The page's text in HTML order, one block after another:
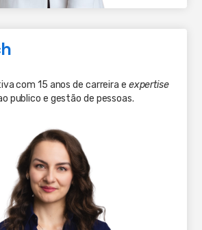
com 15 anos de carreira e expertise
publico e gestão de pessoas.